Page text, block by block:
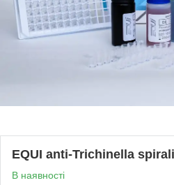
EQUI anti-Trichinella
В наявності